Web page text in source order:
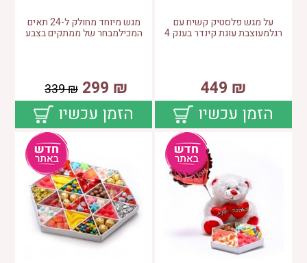
על מגש פלסטיק קשיח עם
רגלמעוצבת עוגת קינדר בענק 4
₪
449
הזמן עכשיו
מגש מיוחד מחולק ל-24 תאים
המכילמבחר של ממתקים בצבע
₪
299
₪
339
הזמן עכשיו